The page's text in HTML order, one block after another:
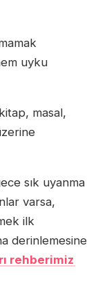
uyku
masal,
sık uyanma
varsa,
ilk
derinlemesine
rehberimiz